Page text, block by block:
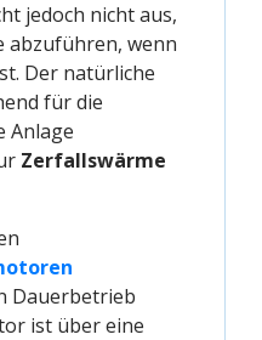
jedoch nicht aus,
abzuführen, wenn
Der natürliche
für die
Anlage
Zerfallswärme
Dauerbetrieb
ist über eine